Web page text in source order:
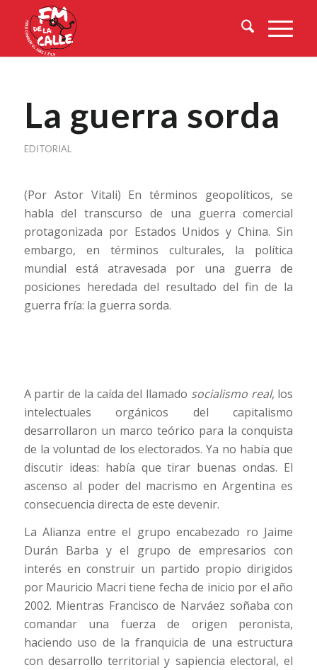
La guerra sorda
EDITORIAL
(Por Astor Vitali) En términos geopolíticos, se
habla del transcurso de una guerra comercial
protagonizada por Estados Unidos y China. Sin
embargo, en términos culturales, la política
mundial está atravesada por una guerra de
posiciones heredada del resultado del fin de la
guerra fría: la guerra sorda.
A partir de la caída del llamado socialismo real, los
intelectuales orgánicos del capitalismo
desarrollaron un marco teórico para la conquista
de la voluntad de los electorados. Ya no había que
discutir ideas: había que tirar buenas ondas. El
ascenso al poder del macrismo en Argentina es
consecuencia directa de este devenir.
La Alianza entre el grupo encabezado ro Jaime
Durán Barba y el grupo de empresarios con
interés en construir un partido propio dirigidos
por Mauricio Macri tiene fecha de inicio por el año
2002. Mientras Francisco de Narváez soñaba con
comandar una fuerza de origen peronista,
haciendo uso de la franquicia de una estructura
con desarrollo territorial y sapiencia electoral, el